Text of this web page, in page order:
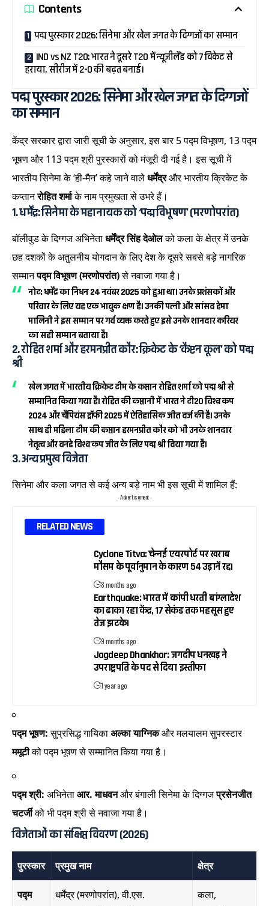
Contents
पद्म पुरस्कार 2026: सिनेमा और खेल जगत के दिग्गजों का सम्मान
IND vs NZ T20: भारत ने दूसरे T20 में न्यूजीलैंड को 7 विकेट से
हराया, सीरीज में 2-0 की बढ़त बनाई।
पद्म पुरस्कार 2026: सिनेमा और खेल जगत के दिग्गजों
का सम्मान
केंद्र सरकार द्वारा जारी सूची के अनुसार, इस बार 5 पद्म विभूषण, 13 पद्म
भूषण और 113 पद्म श्री पुरस्कारों को मंजूरी दी गई है। इस सूची में
भारतीय सिनेमा के ‘ही-मैन’ कहे जाने वालेधर्मेंद्रऔर भारतीय क्रिकेट के
कप्तानरोहित शर्माके नाम प्रमुखता से उभरे हैं।
1. धर्मेंद्र: सिनेमा के महानायक को ‘पद्म विभूषण’ (मरणोपरांत)
बॉलीवुड के दिग्गज अभिनेताधर्मेंद्र सिंह देओलको कला के क्षेत्र में उनके
छह दशकों के अतुलनीय योगदान के लिए देश के दूसरे सबसे बड़े नागरिक
सम्मानपद्म विभूषण (मरणोपरांत)से नवाजा गया है।
नोट:धर्मेंद्र का निधन 24 नवंबर 2025 को हुआ था। उनके प्रशंसकों और
परिवार के लिए यह एक भावुक क्षण है। उनकी पत्नी और सांसद हेमा
मालिनी ने इस सम्मान पर गर्व व्यक्त करते हुए इसे उनके शानदार करियर
का सही सम्मान बताया है।
2. रोहित शर्मा और हरमनप्रीत कौर: क्रिकेट के ‘कैप्टन कूल’ को पद्म
श्री
खेल जगत में भारतीय क्रिकेट टीम के कप्तानरोहित शर्माकोपद्म श्रीसे
सम्मानित किया गया है। रोहित की कप्तानी में भारत ने टी20 विश्व कप
2024 और चैंपियंस ट्रॉफी 2025 में ऐतिहासिक जीत दर्ज की है। उनके
साथ ही महिला टीम की कप्तानहरमनप्रीत कौरको भी उनके शानदार
नेतृत्व और वनडे विश्व कप जीत के लिए पद्म श्री दिया गया है।
3. अन्य प्रमुख विजेता
सिनेमा और कला जगत से कई अन्य बड़े नाम भी इस सूची में शामिल हैं:
- Advertisement -
RELATED NEWS
Cyclone Titva: चेन्नई एयरपोर्ट पर खराब
मौसम के पूर्वानुमान के कारण 54 उड़ानें रद्द।
8 months ago
Earthquake: भारत में कांपी धरती बांग्लादेश
का ढाका रहा केंद्र, 17 सेकंड तक महसूस हुए
तेज झटके।
9 months ago
Jagdeep Dhankhar: जगदीप धनखड़ ने
उपराष्ट्रपति के पद से दिया इस्तीफा
1 year ago
पद्म भूषण:सुप्रसिद्ध गायिकाअल्का याग्निकऔर मलयालम सुपरस्टार
ममूटीको पद्म भूषण से सम्मानित किया गया है।
पद्म श्री: अभिनेताआर. माधवनऔर बंगाली सिनेमा के दिग्गजप्रसेनजीत
चटर्जीको भी पद्म श्री से नवाजा गया है।
विजेताओं का संक्षिप्त विवरण (2026)
पुरस्कार प्रमुख नाम क्षेत्र
पद्म
धर्मेंद्र (मरणोपरांत), वी.एस.
कला,